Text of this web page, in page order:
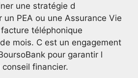
une stratégie d
PEA ou une Assurance Vie
téléphonique
mois. C est un engagement
pour garantir l
financier.